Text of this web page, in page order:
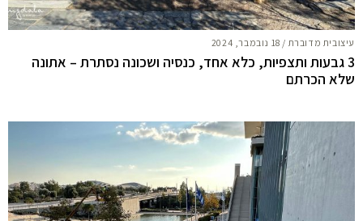
עיצובית מדוברת / 18 נובמבר, 2024
3 גבעות ותצפיות, כלא אחד, כנסיה ושכונה נסתרת – אתונה
שלא הכרתם